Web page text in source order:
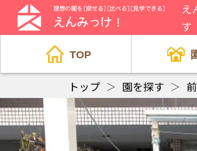
え
す
TOP
トップ ＞ 園を探す ＞